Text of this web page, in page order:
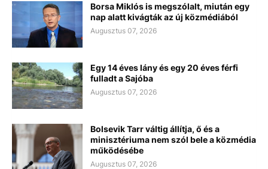
Borsa Miklós is megszólalt, miután egy
nap alatt kivágták az új közmédiából
Augusztus 07, 2026
Egy 14 éves lány és egy 20 éves férfi
fulladt a Sajóba
Augusztus 07, 2026
Bolsevik Tarr váltig állítja, ő és a
minisztériuma nem szól bele a közmédia
működésébe
Augusztus 07, 2026